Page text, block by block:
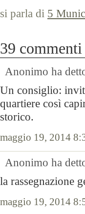
si parla di 5
39
Anonimo ha
Un consiglio:
quartiere così
storico.
maggio 19, 2014
Anonimo ha
la rassegnazione
maggio 19, 2014